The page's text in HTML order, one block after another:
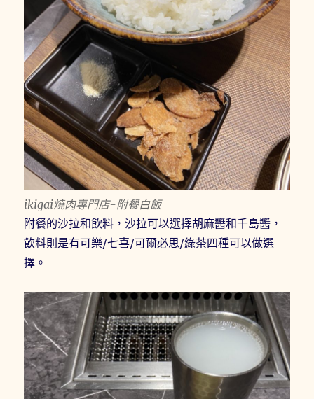
ikigai燒肉專門店-附餐白飯
附餐的沙拉和飲料，沙拉可以選擇胡麻醬和千島醬，
飲料則是有可樂/七喜/可爾必思/綠茶四種可以做選
擇。